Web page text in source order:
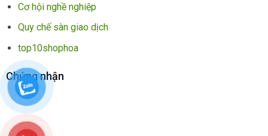
Cơ hội nghề nghiệp
Quy chế sàn giao dịch
top10shophoa
Chứng nhận